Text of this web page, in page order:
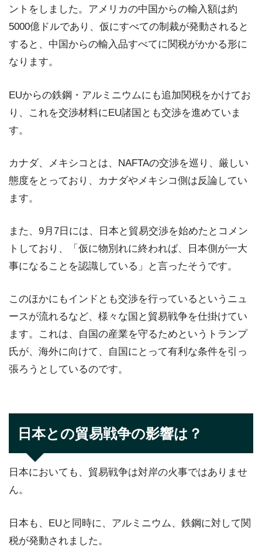
ントをしました。アメリカの中国からの輸入額は約
5000億ドルであり、仮にすべての制裁が発動されると
すると、中国からの輸入品すべてに関税がかかる形に
なります。
EUからの鉄鋼・アルミニウムにも追加関税をかけてお
り、これを交渉材料にEU諸国とも交渉を進めていま
す。
カナダ、メキシコとは、NAFTAの交渉を巡り、厳しい
態度をとっており、カナダやメキシコ側は反論してい
ます。
また、9月7日には、日本と貿易交渉を始めたとコメン
トしており、「仮に物別れに終われば、日本側が一大
事になることを認識している」と言ったそうです。
このほかにもインドとも交渉を行っているというニュ
ースが流れるなど、様々な国と貿易戦争を仕掛けてい
ます。これは、自国の産業を守るためというトランプ
氏が、海外に向けて、自国にとって有利な条件を引っ
張ろうとしているのです。
日本との貿易戦争の影響は？
日本においても、貿易戦争は対岸の火事ではありませ
ん。
日本も、EUと同時に、アルミニウム、鉄鋼に対して関
税が発動されました。